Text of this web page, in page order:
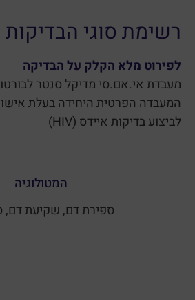
רשימת סוגי הבדיקות
לפירוט מלא הקלק על הבדיקה
מעבדת אי.אם.סי מדיקל סנטר
המעבדה הפרטית היחידה בעלת
לביצוע בדיקות איידס (HIV)
המטולוגיה
ספירת דם, שקיעת דם,